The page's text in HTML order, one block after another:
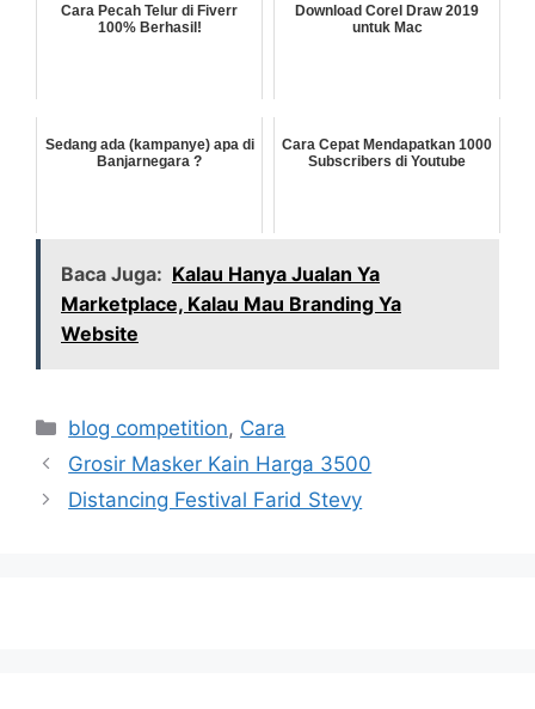
Cara Pecah Telur di Fiverr
100% Berhasil!
Download Corel Draw 2019
untuk Mac
Sedang ada (kampanye) apa di
Banjarnegara ?
Cara Cepat Mendapatkan 1000
Subscribers di Youtube
Baca Juga: Kalau Hanya Jualan Ya
Marketplace, Kalau Mau Branding Ya
Website
Categories
blog competition, Cara
Grosir Masker Kain Harga 3500
Distancing Festival Farid Stevy